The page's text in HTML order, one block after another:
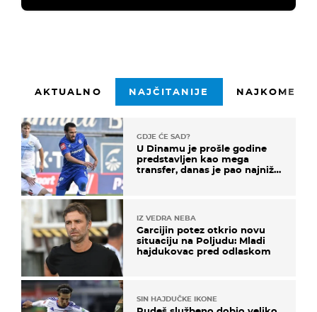
AKTUALNO NAJČITANIJE
GDJE ĆE SAD?
U Dinamu je prošle godine
predstavljen kao mega
transfer, danas je pao najniže
IZ VEDRA NEBA
Garcijin potez otkrio novu
situaciju na Poljudu: Mladi
hajdukovac pred odlaskom
SIN HAJDUČKE IKONE